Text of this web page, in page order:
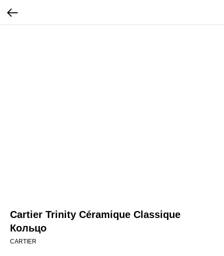
Cartier Trinity Céramique Classique
Кольцо
CARTIER